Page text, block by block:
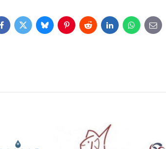
Facebook
TwitterBlueskyPinterestRedditLinkedInWhatsApp
E-
mail